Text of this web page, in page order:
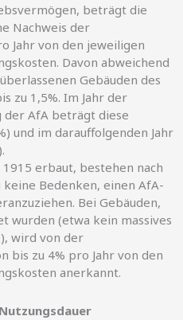
beträgt die
Nachweis der
Jahr von den jeweiligen
Davon abweichend
Gebäuden des
zu 1,5%. Im Jahr der
der AfA beträgt diese
und im darauffolgenden Jahr
erbaut, bestehen nach
Bedenken, einen AfA-
Bei Gebäuden,
wurden (etwa kein massives
wird von der
bis zu 4% pro Jahr von den
anerkannt.